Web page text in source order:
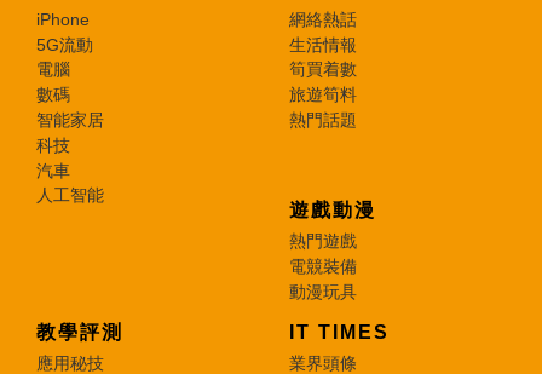
iPhone
5G流動
電腦
數碼
智能家居
科技
汽車
人工智能
網絡熱話
生活情報
筍買着數
旅遊筍料
熱門話題
遊戲動漫
熱門遊戲
電競裝備
動漫玩具
教學評測
應用秘技
IT TIMES
業界頭條